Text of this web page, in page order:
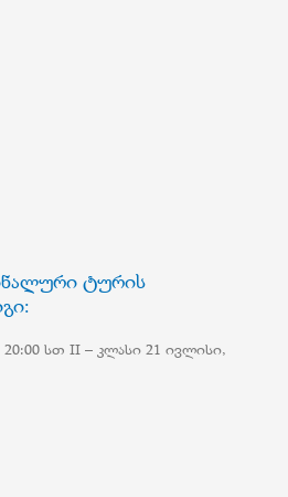
ტურის
სთ II – კლასი 21 ივლისი,